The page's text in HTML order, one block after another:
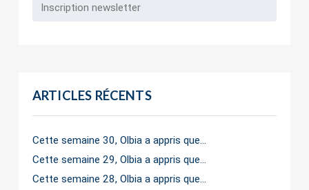
ARTICLES RÉCENTS
Cette semaine 30, Olbia a appris que…
Cette semaine 29, Olbia a appris que…
Cette semaine 28, Olbia a appris que…